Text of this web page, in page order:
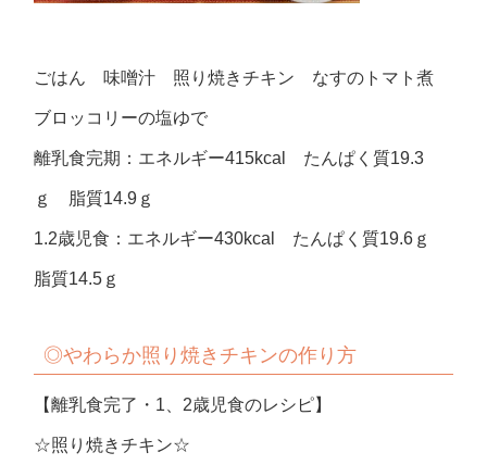
ごはん 味噌汁 照り焼きチキン なすのトマト煮
ブロッコリーの塩ゆで
離乳食完期：エネルギー415kcal たんぱく質19.3
ｇ 脂質14.9ｇ
1.2歳児食：エネルギー430kcal たんぱく質19.6ｇ
脂質14.5ｇ
◎やわらか照り焼きチキンの作り方
【離乳食完了・1、2歳児食のレシピ】
☆照り焼きチキン☆